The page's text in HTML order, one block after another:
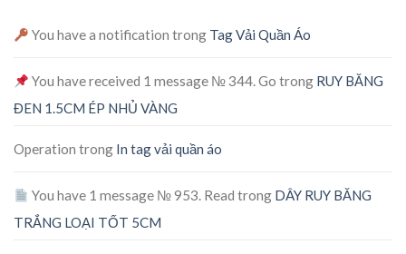
You have a notification trong Tag Vải Quần Áo
You have received 1 message № 344. Go trong RUY BĂNG
ĐEN 1.5CM ÉP NHỦ VÀNG
Operation trong In tag vải quần áo
You have 1 message № 953. Read trong DÂY RUY BĂNG
TRẮNG LOẠI TỐT 5CM